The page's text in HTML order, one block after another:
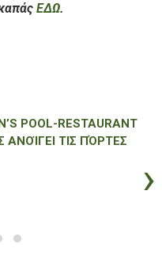
ΕΔΩ.
POOL-RESTAURANT
ΑΝΟΊΓΕΙ ΤΙΣ ΠΌΡΤΕΣ
›